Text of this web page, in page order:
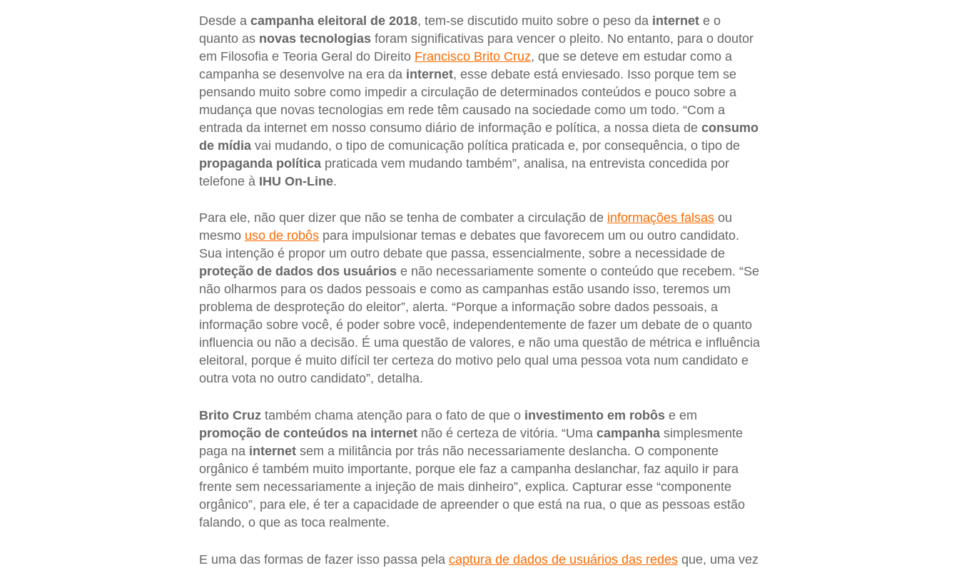
Desde a campanha eleitoral de 2018, tem-se discutido muito sobre o peso da internete o
quanto as novas tecnologiasforam significativas para vencer o pleito. No entanto, para o doutor
em Filosofia e Teoria Geral do Direito Francisco Brito Cruz, que se deteve em estudar como a
campanha se desenvolve na era da internet, esse debate está enviesado. Isso porque tem se
pensando muito sobre como impedir a circulação de determinados conteúdos e pouco sobre a
mudança que novas tecnologias em rede têm causado na sociedade como um todo. “Com a
entrada da internet em nosso consumo diário de informação e política, a nossa dieta de consumo
de mídiavai mudando, o tipo de comunicação política praticada e, por consequência, o tipo de
propaganda políticapraticada vem mudando também”, analisa, na entrevista concedida por
telefone à IHU On-Line.
Para ele, não quer dizer que não se tenha de combater a circulação de informações falsasou
mesmo uso de robôspara impulsionar temas e debates que favorecem um ou outro candidato.
Sua intenção é propor um outro debate que passa, essencialmente, sobre a necessidade de
proteção de dados dos usuáriose não necessariamente somente o conteúdo que recebem. “Se
não olharmos para os dados pessoais e como as campanhas estão usando isso, teremos um
problema de desproteção do eleitor”, alerta. “Porque a informação sobre dados pessoais, a
informação sobre você, é poder sobre você, independentemente de fazer um debate de o quanto
influencia ou não a decisão. É uma questão de valores, e não uma questão de métrica e influência
eleitoral, porque é muito difícil ter certeza do motivo pelo qual uma pessoa vota num candidato e
outra vota no outro candidato”, detalha.
Brito Cruztambém chama atenção para o fato de que o investimento em robôse em
promoção de conteúdos na internetnão é certeza de vitória. “Uma campanhasimplesmente
paga na internetsem a militância por trás não necessariamente deslancha. O componente
orgânico é também muito importante, porque ele faz a campanha deslanchar, faz aquilo ir para
frente sem necessariamente a injeção de mais dinheiro”, explica. Capturar esse “componente
orgânico”, para ele, é ter a capacidade de apreender o que está na rua, o que as pessoas estão
falando, o que as toca realmente.
E uma das formas de fazer isso passa pela captura de dados de usuários das redesque, uma vez